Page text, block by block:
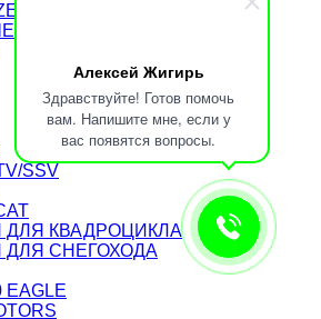
Алексей Жигирь
Здравствуйте! Готов помочь
вам. Напишите мне, если у
вас появятся вопросы.
Бьюско
SSV
ДЛЯ КВАДРОЦИКЛА
ДЛЯ СНЕГОХОДА